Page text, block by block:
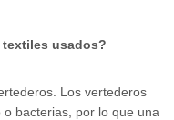
textiles usados?
Los vertederos
bacterias, por lo que una